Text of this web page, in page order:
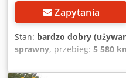
Zapytania
Stan: bardzo dobry
sprawny, przebieg: 5 580
kg, masa własna:6 600 kg,